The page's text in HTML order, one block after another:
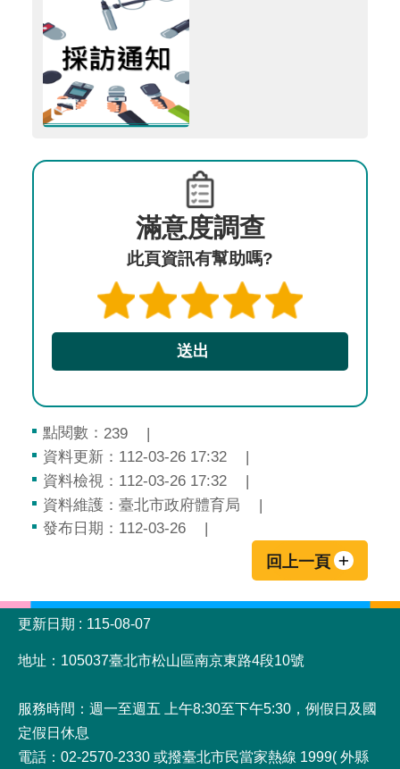
滿意度調查
此頁資訊有幫助嗎?
點閱數： 239
資料更新：112-03-26 17:32
資料檢視：112-03-26 17:32
資料維護：臺北市政府體育局
發布日期：112-03-26
回上一頁
:::
更新日期
115-08-07
地址：105037臺北市松山區南京東路4段10號
服務時間：週一至週五 上午8:30至下午5:30，例假日及國
定假日休息
電話：02-2570-2330 或撥臺北市民當家熱線 1999( 外縣